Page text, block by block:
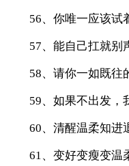
56、你唯一应该试
57、能自己扛就别
58、请你一如既往
59、如果不出发，
60、清醒温柔知进
61、变好变瘦变温